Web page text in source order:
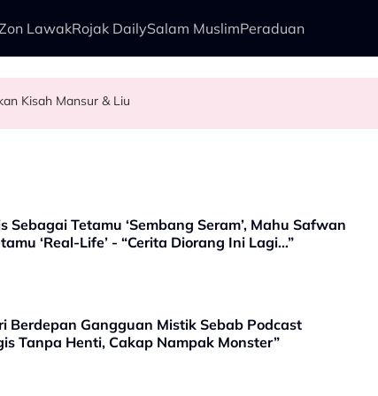
LawakRojak DailySalam MuslimPeraduan
Tampil Dengan ‘Cinta Luka’ - “Ketika Pertama Kali Mendengar…”
Kisah Mansur & Liu
– “Dia Pelakon Kedua Paling Tampan Di Malaysia”
Tetapi...
Tetamu ‘Sembang Seram’, Mahu Safwan
‘Real-Life’ - “Cerita Diorang Ini Lagi…”
Berdepan Gangguan Mistik Sebab Podcast
Tanpa Henti, Cakap Nampak Monster”